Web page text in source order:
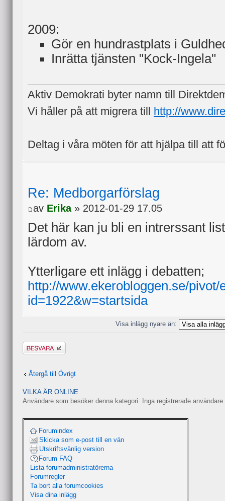
2009:
Gör en hundrastplats i
Inrätta tjänsten "Kock-Ingela"
Aktiv Demokrati byter namn till
Vi håller på att migrera till http://
Deltag i våra möten för att hjälpa till att
Re: Medborgarförslag
av Erika» 2012-01-29 17.05
Det här kan ju bli en intrerssant
lärdom av.
Ytterligare ett inlägg i debatten;
http://www.ekerobloggen.se/pivot/
id=1922&w=startsida
Visa inlägg nyare än:
Besvara
Återgå till Övrigt
VILKA ÄR ONLINE
Användare som besöker denna kategori: Inga registrerade
Forumindex
Skicka som e-post till en vän
Utskriftsvänlig version
Forum FAQ
Lista forumadministratörerna
Forumregler
Ta bort alla forumcookies
Visa dina inlägg